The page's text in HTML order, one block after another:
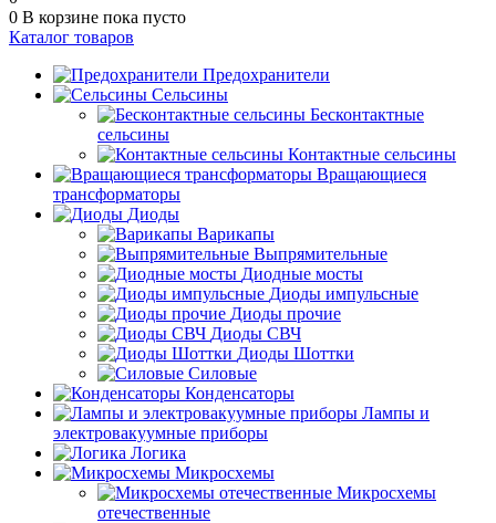
0 В корзине пока пусто
Каталог товаров
Предохранители
Сельсины
Бесконтактные
сельсины
Контактные сельсины
Вращающиеся
трансформаторы
Диоды
Варикапы
Выпрямительные
Диодные мосты
Диоды импульсные
Диоды прочие
Диоды СВЧ
Диоды Шоттки
Силовые
Конденсаторы
Лампы и
электровакуумные приборы
Логика
Микросхемы
Микросхемы
отечественные